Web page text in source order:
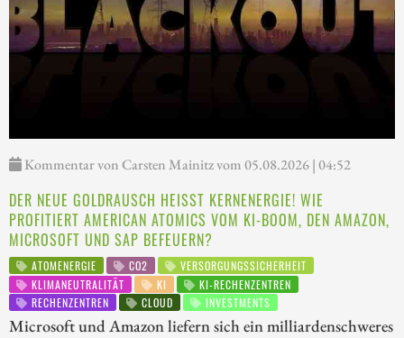
Kommentar von Carsten Mainitz vom 05.08.2026 | 04:52
DER NEUE GOLDRAUSCH HEISST KERNENERGIE! WIE P
ROFITIERT AMERICAN ATOMICS VOM KI-BOOM, DEN AMAZON, M
ICROSOFT UND SAP BEFEUERN?
ATOMENERGIE CO2
VERSORGUNGSSICHERHEIT
KLIMANEUTRALITÄT
KI
KI-RECHENZENTREN
RECHENZENTREN
CLOUD INVESTMENTS
Microsoft und Amazon liefern sich ein milliardenschweres